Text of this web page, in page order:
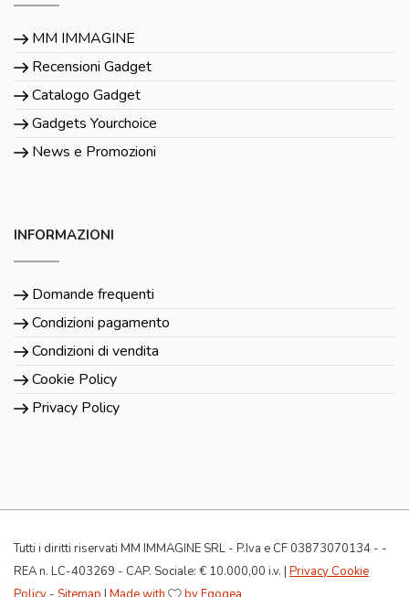
MM IMMAGINE
Recensioni Gadget
Catalogo Gadget
Gadgets Yourchoice
News e Promozioni
INFORMAZIONI
Domande frequenti
Condizioni pagamento
Condizioni di vendita
Cookie Policy
Privacy Policy
Tutti i diritti riservati MM IMMAGINE SRL - P.Iva e CF 03873070134 - -
REA n. LC-403269 - CAP. Sociale: € 10.000,00 i.v. | Privacy Cookie